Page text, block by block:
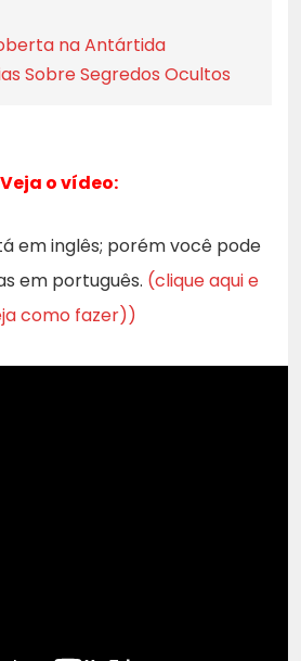
na Antártida
Sobre Segredos Ocultos
Veja o vídeo:
em inglês; porém você pode
em português. (clique aqui e
como fazer))